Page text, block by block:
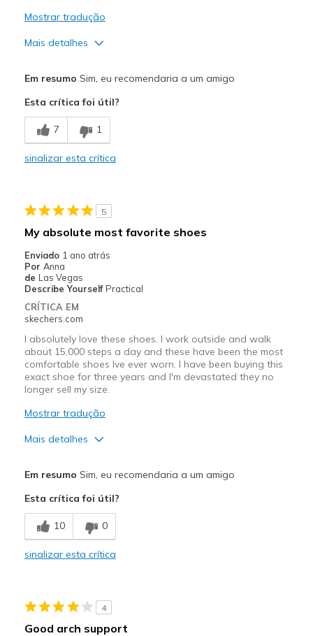
Mostrar tradução
Mais detalhes
Comfortable
Stylish
View On Shoes
Shoes are for Wearing
Em resumo Sim, eu recomendaria a um amigo
Esta crítica foi útil?
7 1
sinalizar esta crítica
5
My absolute most favorite shoes
Enviado 1 ano atrás
Por Anna
de Las Vegas
Describe Yourself Practical
CRÍTICA EM
skechers.com
I absolutely love these shoes. I work outside and walk
about 15,000 steps a day and these have been the most
comfortable shoes Ive ever worn. I have been buying this
exact shoe for three years and I'm devastated they no
longer sell my size.
Mostrar tradução
Mais detalhes
Breathe Well
Comfortable
Gym
Em resumo Sim, eu recomendaria a um amigo
Esta crítica foi útil?
10 0
sinalizar esta crítica
4
Good arch support